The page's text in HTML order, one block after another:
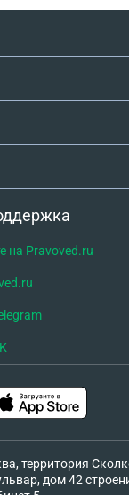
на Pravoved.ru
территория
дом 42